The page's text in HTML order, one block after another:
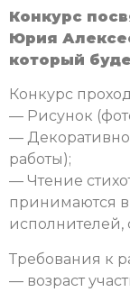
Конкурс
Юрия
который
Конкурс
— Рисунок
—
работы);
— Чтение
принимаются
исполнителей,
Требования к
— возраст